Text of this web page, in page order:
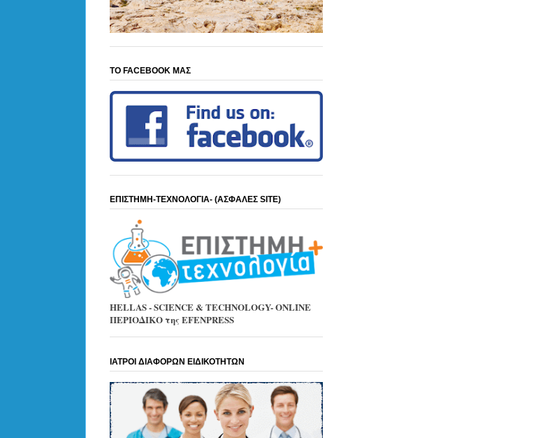
ΤΟ FACEBOOK ΜΑΣ
ΕΠΙΣΤΗΜΗ-ΤΕΧΝΟΛΟΓΙΑ- (ΑΣΦΑΛΕΣ SITE)
HELLAS - SCIENCE & TECHNOLOGY- ONLINE
ΠΕΡΙΟΔΙΚΟ της EFENPRESS
ΙΑΤΡΟΙ ΔΙΑΦΟΡΩΝ ΕΙΔΙΚΟΤΗΤΩΝ